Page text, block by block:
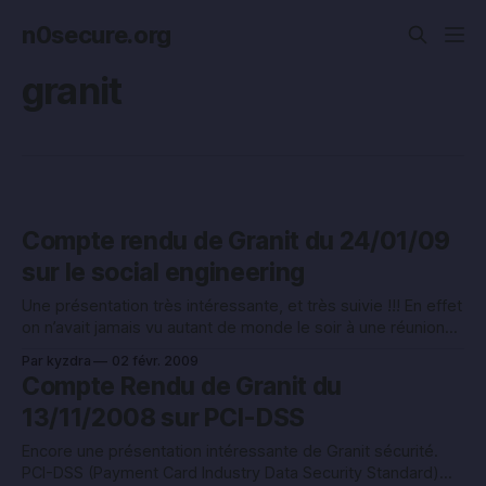
n0secure.org
granit
Compte rendu de Granit du 24/01/09
sur le social engineering
Une présentation très intéressante, et très suivie !!! En effet
on n’avait jamais vu autant de monde le soir à une réunion
chose à dire sur ce sujet a part que le danger des réseaux
sociaux est une exposition plus
Par kyzdra 02 févr. 2009
Compte Rendu de Granit du
13/11/2008 sur PCI-DSS
Encore une présentation intéressante de Granit sécurité.
PCI-DSS (Payment Card Industry Data Security Standard)